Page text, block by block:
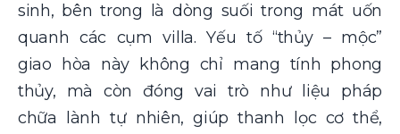
sinh, bên trong là dòng suối trong mát uốn
quanh các cụm villa. Yếu tố “thủy – mộc”
giao hòa này không chỉ mang tính phong
thủy, mà còn đóng vai trò như liệu pháp
chữa lành tự nhiên, giúp thanh lọc cơ thể,